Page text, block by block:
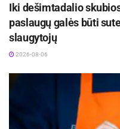
Iki dešimtadalio
paslaugų galės būti
slaugytojų
2026-08-06